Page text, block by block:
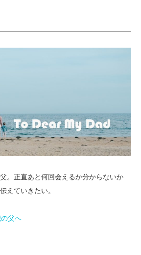
。正直あと何回会えるか分からないか
えていきたい。
父へ